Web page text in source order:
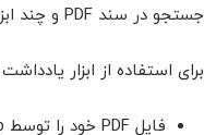
جستجو در سند PDF و چند ابزار مفید دیگر اشاره کرد.
برای استفاده از ابزار
فایل PDF خود را توسط Desklamp اجرا کنید.